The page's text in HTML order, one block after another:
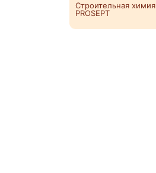
Строительная химия
PROSEPT